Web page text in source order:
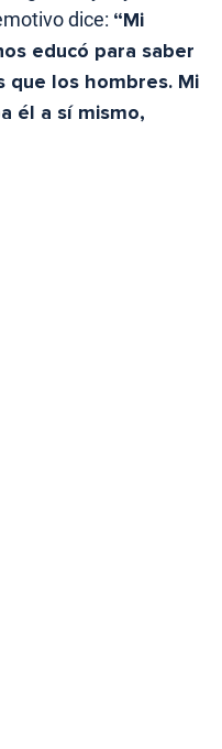
dice: “Mi
educó para saber
que los hombres. Mi
él a sí mismo,